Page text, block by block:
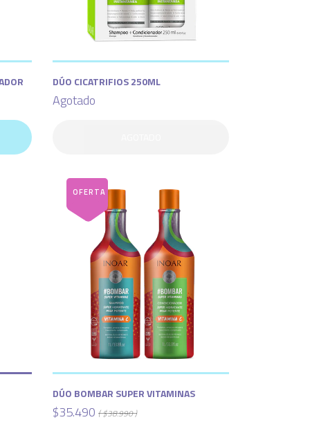
DÚO CICATRIFIOS 250ML
Agotado
DÚO BOMBAR SUPER VITAMINAS
$35.490 ( $38.990 )